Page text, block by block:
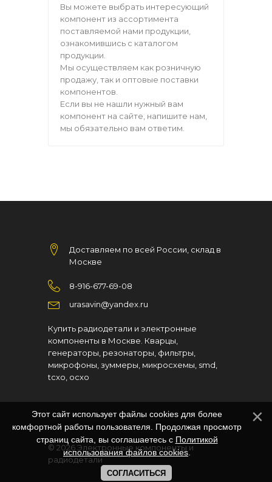
Вы можете выбрать интересующий
компонент из ассортимента
поставляемой нами продукции,
ознакомившись с каталогом
продукции.
Мы осуществляем как розничную
продажу, так и оптовые поставки
компонентов.
Если вы не нашли нужный вам
компонент на сайте, напишите нам,
мы обязательно вам ответим.
Доставляем по всей России, склад в
Москве
8-916-677-69-08
urasavin@yandex.ru
Купить радиодетали и электронные
компоненты в Москве. Кварцы,
генераторы, резонаторы, фильтры,
микрофоны, зуммеры, микросхемы, smd,
tcxo, ocxo
© 2026Электронные компоненты и
радиодетали
Этот сайт использует файлы cookies для более
комфортной работы пользователя. Продолжая просмотр
страниц сайта, вы соглашаетесь с Политикой
использования файлов cookies.
СОГЛАСИТЬСЯ